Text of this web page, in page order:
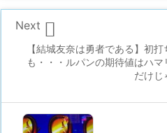
【結城友奈は勇者である】初
も・・・ルパンの期待値はハマ
だけじ

Next